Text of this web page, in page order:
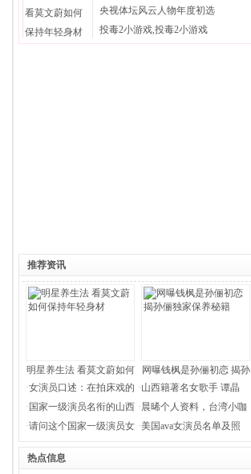
明星养生法 看
央视体坛风云人物年度初选
投毒2小游戏,投毒2小游戏
推荐资讯
明星养生法 看莫文蔚如何
网曝钱枫是孙俪初恋 揭孙
·女演员口述：在拍床戏的
时
·山西籍著名女歌手 谭晶
个
· 国家一级演员名衔的山西
籍
·晨晞个人资料，台湾小咖
女
·请问这个国家一级演员女
歌
·美国ava女演员名单及照
片
热点信息